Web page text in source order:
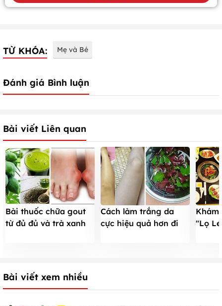
TỪ KHÓA: Mẹ và Bé
Đánh giá Bình luận
Bài viết Liên quan
Bài thuốc chữa gout
từ đủ đủ và trà xanh
Cách làm trắng da
cực hiệu quả hơn đi
Khám
"Lọ
Bài viết xem nhiều